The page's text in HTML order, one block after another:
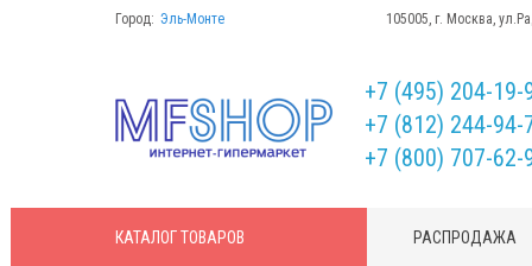
Город: Эль-Монте 105005, г. Москва,
+7 (495) 204-19-
+7 (812) 244-94-
+7 (800) 707-62-
КАТАЛОГТОВАРОВ РАСПРОДАЖА